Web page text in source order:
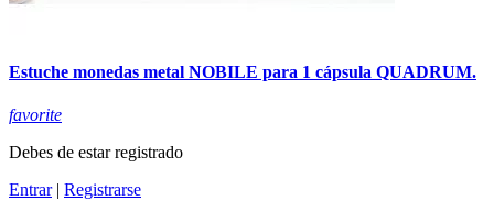
Estuche monedas metal NOBILE para 1 cápsula QUADRUM.
favorite
Debes de estar registrado
Entrar| Registrarse